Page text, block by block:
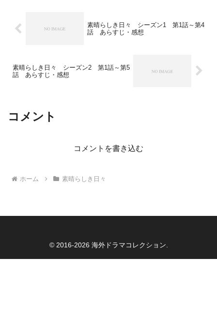
素晴らしき日々 シーズン1 第1話～第4
話 あらすじ・感想
素晴らしき日々 シーズン2 第1話～第5
話 あらすじ・感想
コメント
コメントを書き込む
ホーム 素晴らしき日々
© 2016-2026 海外ドラマコレクション.